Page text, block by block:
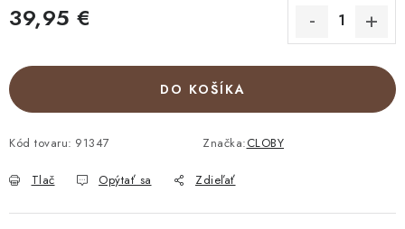
39,95 €
DO KOŠÍKA
Kód tovaru: 91347 Značka:CLOBY
Tlač Opýtať sa Zdieľať